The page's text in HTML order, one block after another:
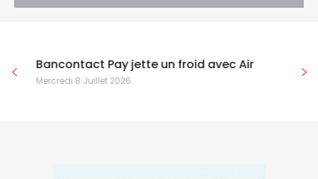
Bancontact Pay jette un froid avec Air
Mercredi 8 Juillet 2026